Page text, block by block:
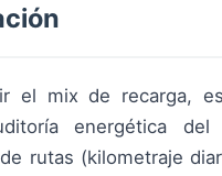
el mix de recarga,
energética del
rutas (kilometraje